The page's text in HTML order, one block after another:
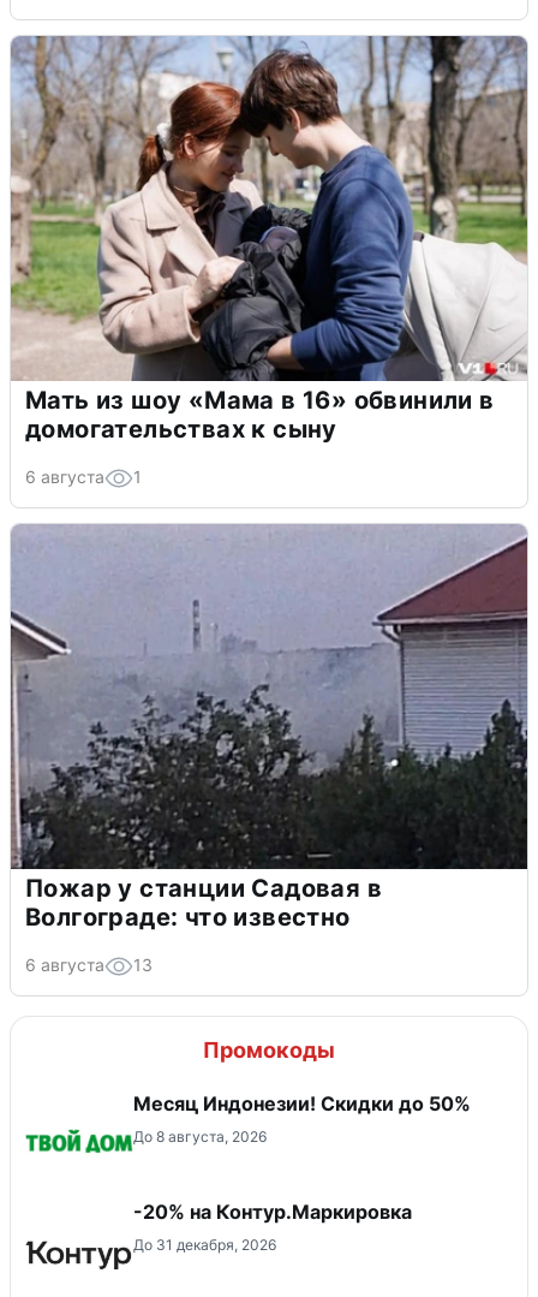
Мать из шоу «Мама в 16» обвинили в
домогательствах к сыну
6 августа 1
Пожар у станции Садовая в
Волгограде: что известно
6 августа 13
Промокоды
Месяц Индонезии! Скидки до 50%
До 8 августа, 2026
-20% на Контур.Маркировка
До 31 декабря, 2026